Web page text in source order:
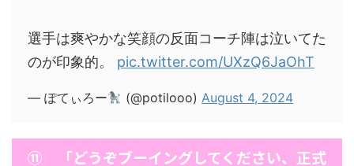
選手は爽やかな笑顔の反面コーチ陣は泣いてた
のが印象的。 pic.twitter.com/UXzQ6JaOhT
— ぽてぃろー (@potilooo)August 4, 2024
⑪ 「どうぞブーイングしてください、正式